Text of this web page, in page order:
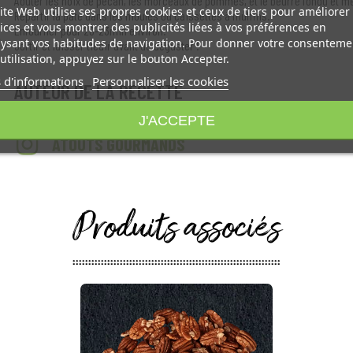
Répartir la pâte dans les moules ou caissettes à muffins.
Enfourner pour 20-23min environ.
Sortir et laisser tiédir avant de déguster !
AUTEUR DE LA RECETTE
ATOUTS GOURMANDS
Produits associés
Web utilise ses propres cookies et ceux de tiers pour améliorer
et vous montrer des publicités liées à vos préférences en
vos habitudes de navigation. Pour donner votre
appuyez sur le bouton Accepter.
d'informations Personnaliser les cookies
J'ACCEPTE